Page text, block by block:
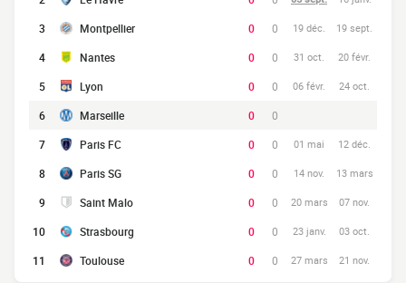
3 Montpellier 0 0 19 déc. 19 sept.
4 Nantes 0 0 31 oct. 20 févr.
5 Lyon 0 0 06 févr. 24 oct.
6 Marseille 0
0
7
Paris FC 0 0 01 mai 12 déc.
8 Paris SG 0 0 14 nov. 13 mars
9 Saint Malo 0 0 20 mars 07 nov.
10 Strasbourg 0 0 23 janv. 03 oct.
11 Toulouse 0 0 27 mars 21 nov.